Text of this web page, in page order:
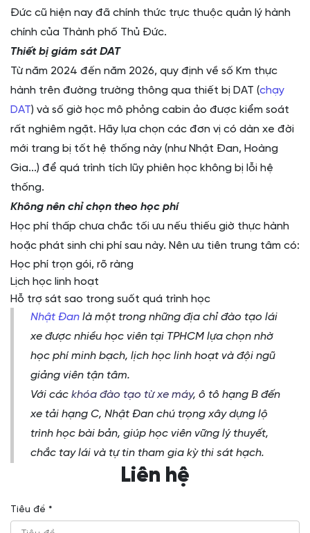
Đức cũ hiện nay đã chính thức trực thuộc quản lý hành
chính của Thành phố Thủ Đức.
Thiết bị giám sát DAT
Từ năm 2024 đến năm 2026, quy định về số Km thực
hành trên đường trường thông qua thiết bị DAT (chạy
DAT) và số giờ học mô phỏng cabin ảo được kiểm soát
rất nghiêm ngặt. Hãy lựa chọn các đơn vị có dàn xe đời
mới trang bị tốt hệ thống này (như Nhật Đan, Hoàng
Gia...) để quá trình tích lũy phiên học không bị lỗi hệ
thống.
Không nên chỉ chọn theo học phí
Học phí thấp chưa chắc tối ưu nếu thiếu giờ thực hành
hoặc phát sinh chi phí sau này. Nên ưu tiên trung tâm có:
Học phí trọn gói, rõ ràng
Lịch học linh hoạt
Hỗ trợ sát sao trong suốt quá trình học
Nhật Đan là một trong những địa chỉ đào tạo lái
xe được nhiều học viên tại TPHCM lựa chọn nhờ
học phí minh bạch, lịch học linh hoạt và đội ngũ
giảng viên tận tâm.
Với các khóa đào tạo từ xe máy, ô tô hạng B đến
xe tải hạng C, Nhật Đan chú trọng xây dựng lộ
trình học bài bản, giúp học viên vững lý thuyết,
chắc tay lái và tự tin tham gia kỳ thi sát hạch.
Liên hệ
Tiêu đề *